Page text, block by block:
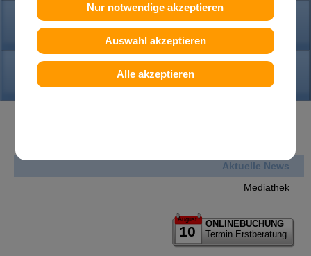
Nur notwendige akzeptieren
Auswahl akzeptieren
Alle akzeptieren
PRAXIS
KONTAKT
Aktuelle News
Mediathek
August
10
ONLINEBUCHUNG
Termin Erstberatung